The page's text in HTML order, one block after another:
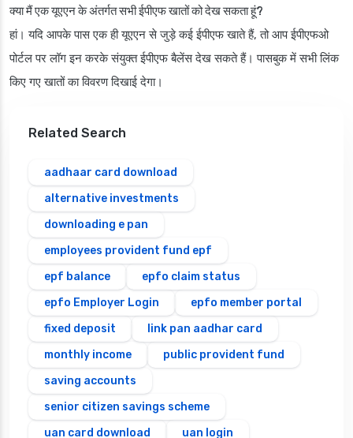
क्या मैं एक यूएएन के अंतर्गत सभी ईपीएफ खातों को देख सकता हूं?
हां। यदि आपके पास एक ही यूएएन से जुड़े कई ईपीएफ खाते हैं, तो आप ईपीएफओ
पोर्टल पर लॉग इन करके संयुक्त ईपीएफ बैलेंस देख सकते हैं। पासबुक में सभी लिंक
किए गए खातों का विवरण दिखाई देगा।
Related Search
aadhaar card download
alternative investments
downloading e pan
employees provident fund epf
epf balance
epfo claim status
epfo Employer Login
epfo member portal
fixed deposit
link pan aadhar card
monthly income
public provident fund
saving accounts
senior citizen savings scheme
uan card download
uan login